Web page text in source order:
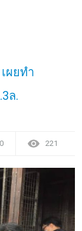
ผยทำ
ล.
221